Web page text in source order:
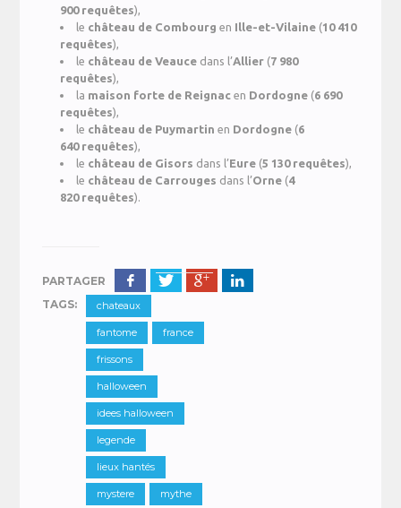
900 requêtes),
le château de Combourgen Ille-et-Vilaine (10 410
requêtes),
le château de Veauce dans l’Allier (7 980
requêtes),
la maison forte de Reignacen Dordogne (6 690
requêtes),
le château de Puymartinen Dordogne (6
640 requêtes),
le château de Gisors dans l’Eure (5 130 requêtes),
le château de Carrouges dans l’Orne (4
820 requêtes).
PARTAGER
TAGS:
chateaux
fantome france
frissons
halloween
idees halloween
legende
lieux hantés
mystere mythe